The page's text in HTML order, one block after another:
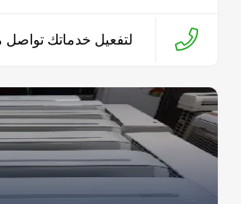
لتفعيل خدماتك تواصل